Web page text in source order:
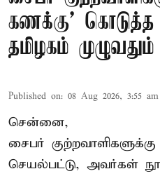
கணக்கு’
தமிழகம்
Published on: 08 Aug 2026, 3:55 am
சென்னை,
சைபர்
செயல்பட்டு, அவர்கள்